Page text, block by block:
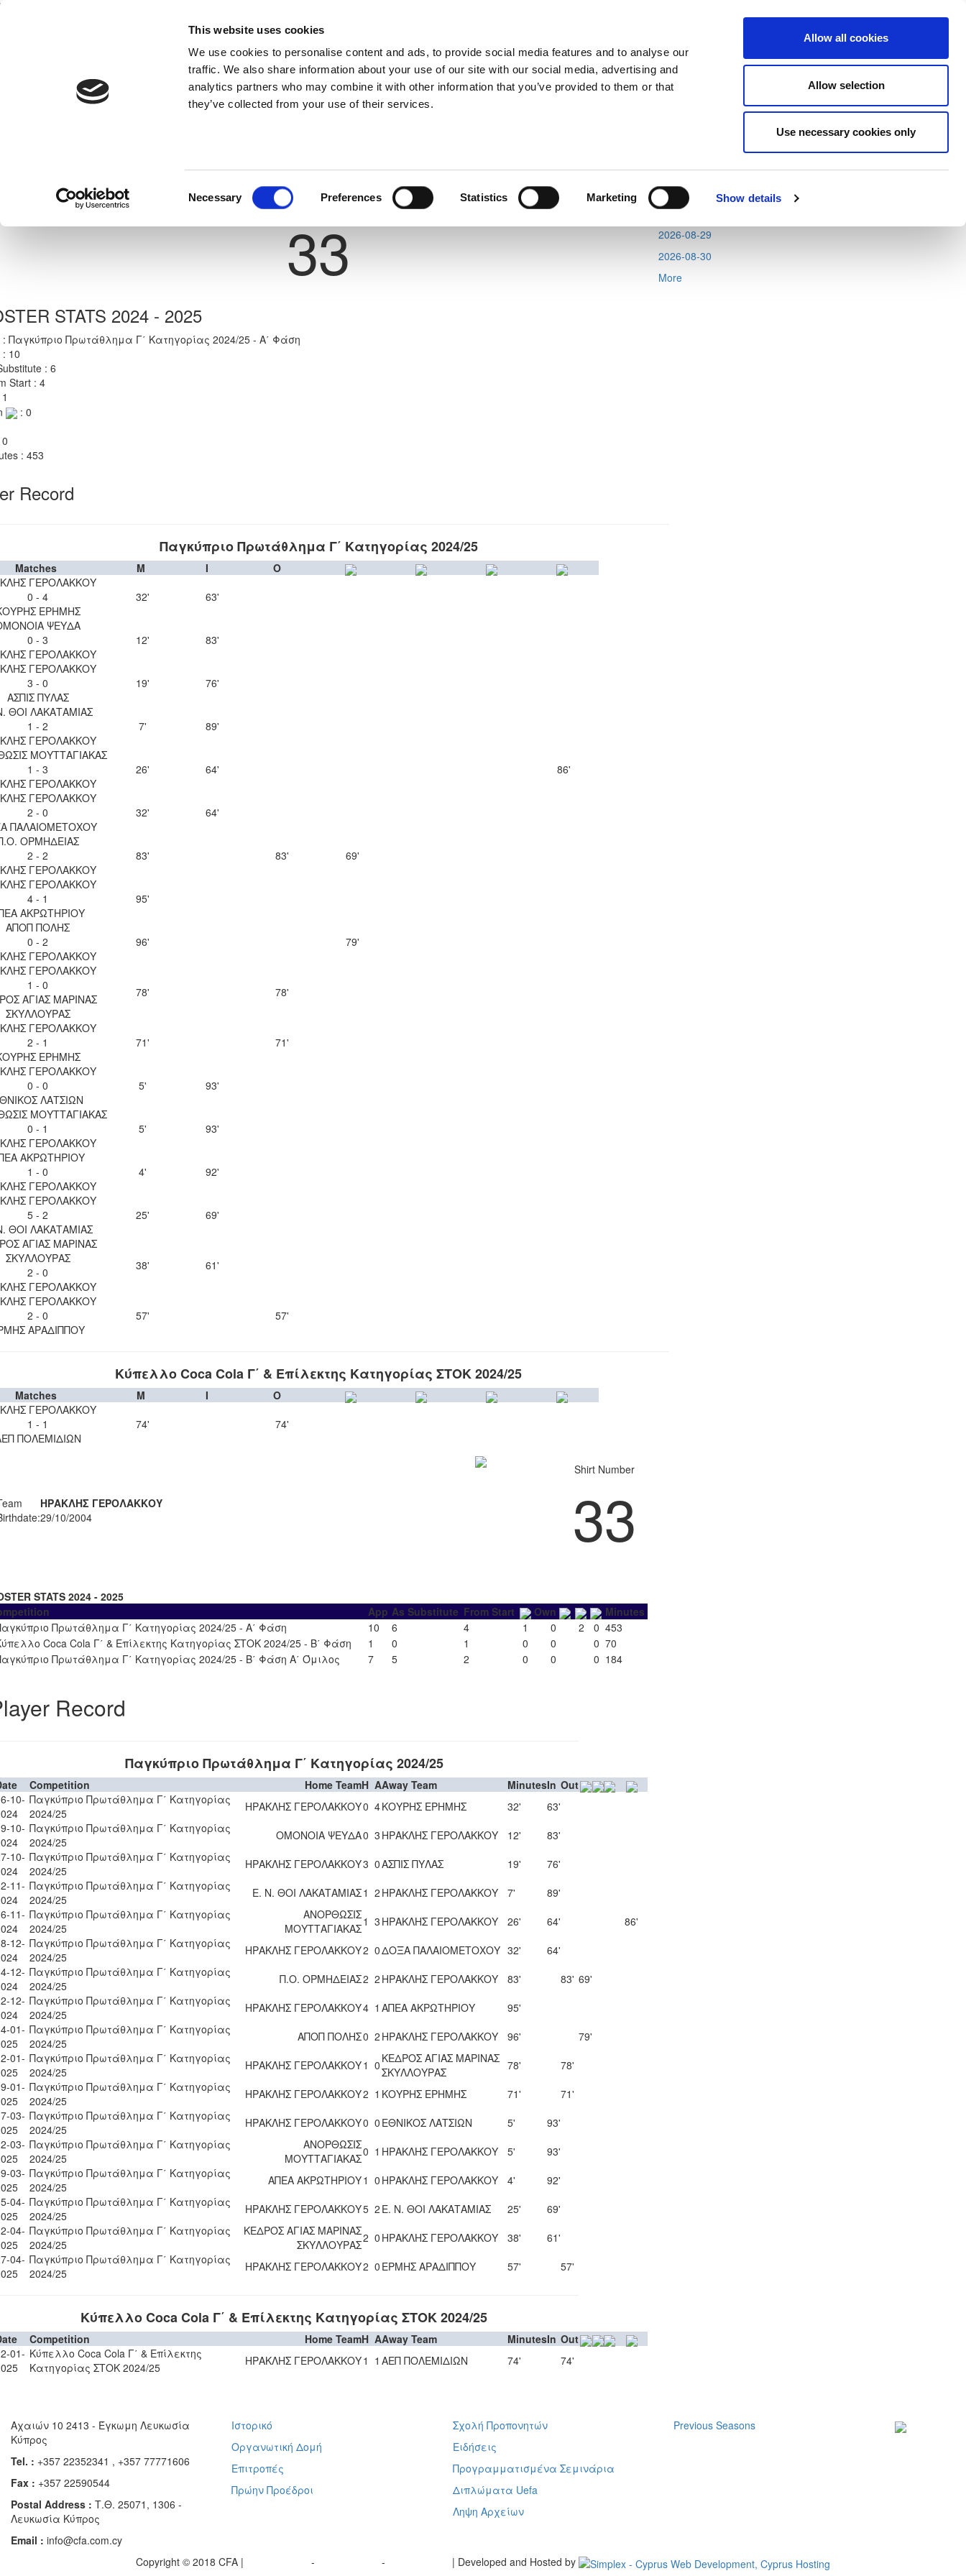
This website uses cookies
We use cookies to personalise content and ads, to provide social media features and to analyse our
traffic. We also share information about your use of our site with our social media, advertising and
analytics partners who may combine it with other information that you’ve provided to them or that
they’ve collected from your use of their services.
Necessary Preferences Statistics Marketing Show details
Allow all cookies
Allow selection
Use necessary cookies only
Competitions
Next
Shirt Number
33
STATS 2024 - 2025
: Παγκύπριο Πρωτάθλημα Γ΄ Κατηγορίας 2024/25 - Α΄ Φάση
: 10
: 6
Start : 4
: 0
: 453
Record
Παγκύπριο Πρωτάθλημα Γ΄ Κατηγορίας 2024/25
Matches M I
O
ΓΕΡΟΛΑΚΚΟΥ
0 - 4
ΕΡΗΜΗΣ
32'
63'
ΨΕΥΔΑ
0 - 3
ΓΕΡΟΛΑΚΚΟΥ
12'
83'
ΓΕΡΟΛΑΚΚΟΥ
3 - 0
ΑΣΠΙΣ ΠΥΛΑΣ
19'
76'
ΘΟΙ ΛΑΚΑΤΑΜΙΑΣ
1 - 2
ΓΕΡΟΛΑΚΚΟΥ
7'
89'
ΜΟΥΤΤΑΓΙΑΚΑΣ
1 - 3
ΓΕΡΟΛΑΚΚΟΥ
26' 64'
86'
ΓΕΡΟΛΑΚΚΟΥ
2 - 0
ΠΑΛΑΙΟΜΕΤΟΧΟΥ
32'
64'
ΟΡΜΗΔΕΙΑΣ
2 - 2
ΓΕΡΟΛΑΚΚΟΥ
83' 83'
69'
ΓΕΡΟΛΑΚΚΟΥ
4 - 1
ΑΚΡΩΤΗΡΙΟΥ
95'
ΑΠΟΠ ΠΟΛΗΣ
0 - 2
ΓΕΡΟΛΑΚΚΟΥ
96'
79'
ΓΕΡΟΛΑΚΚΟΥ
1 - 0
ΑΓΙΑΣ ΜΑΡΙΝΑΣ
ΣΚΥΛΛΟΥΡΑΣ
78' 78'
ΓΕΡΟΛΑΚΚΟΥ
2 - 1
ΕΡΗΜΗΣ
71'
71'
ΓΕΡΟΛΑΚΚΟΥ
0 - 0
ΛΑΤΣΙΩΝ
5'
93'
ΜΟΥΤΤΑΓΙΑΚΑΣ
0 - 1
ΓΕΡΟΛΑΚΚΟΥ
5'
93'
ΑΚΡΩΤΗΡΙΟΥ
1 - 0
ΓΕΡΟΛΑΚΚΟΥ
4'
92'
ΓΕΡΟΛΑΚΚΟΥ
5 - 2
ΘΟΙ ΛΑΚΑΤΑΜΙΑΣ
25'
69'
ΑΓΙΑΣ ΜΑΡΙΝΑΣ
ΣΚΥΛΛΟΥΡΑΣ
2 - 0
ΓΕΡΟΛΑΚΚΟΥ
38' 61'
ΓΕΡΟΛΑΚΚΟΥ
2 - 0
ΑΡΑΔΙΠΠΟΥ
57' 57'
Κύπελλο Coca Cola Γ΄ & Επίλεκτης Κατηγορίας ΣΤΟΚ 2024/25
Matches M I
O
ΓΕΡΟΛΑΚΚΟΥ
1 - 1
ΠΟΛΕΜΙΔΙΩΝ
74' 74'
ΗΡΑΚΛΗΣ ΓΕΡΟΛΑΚΚΟΥ
29/10/2004
Shirt Number
33
STATS 2024 - 2025
App As Substitute From Start Own
Minutes
Πρωτάθλημα Γ΄ Κατηγορίας 2024/25 - Α΄ Φάση
10 6 4 1 0 2 0 453
Coca Cola Γ΄ & Επίλεκτης Κατηγορίας ΣΤΟΚ 2024/25 - Β΄ Φάση
1 0 1 0 0 0 70
Πρωτάθλημα Γ΄ Κατηγορίας 2024/25 - Β΄ Φάση Α΄ Όμιλος
7 5 2 0 0 0 184
Record
Παγκύπριο Πρωτάθλημα Γ΄ Κατηγορίας 2024/25
Competition Home TeamH AAway Team MinutesIn Out
10- Παγκύπριο Πρωτάθλημα Γ΄ Κατηγορίας
2024/25
ΗΡΑΚΛΗΣ ΓΕΡΟΛΑΚΚΟΥ0 4ΚΟΥΡΗΣ ΕΡΗΜΗΣ 32'
63'
10- Παγκύπριο Πρωτάθλημα Γ΄ Κατηγορίας
2024/25
ΟΜΟΝΟΙΑ ΨΕΥΔΑ0 3 ΗΡΑΚΛΗΣ ΓΕΡΟΛΑΚΚΟΥ 12'
83'
10- Παγκύπριο Πρωτάθλημα Γ΄ Κατηγορίας
2024/25
ΗΡΑΚΛΗΣ ΓΕΡΟΛΑΚΚΟΥ3 0ΑΣΠΙΣ ΠΥΛΑΣ 19'
76'
11- Παγκύπριο Πρωτάθλημα Γ΄ Κατηγορίας
2024/25
Ε. Ν. ΘΟΙ ΛΑΚΑΤΑΜΙΑΣ1 2 ΗΡΑΚΛΗΣ ΓΕΡΟΛΑΚΚΟΥ 7'
89'
11- Παγκύπριο Πρωτάθλημα Γ΄ Κατηγορίας
2024/25
ΑΝΟΡΘΩΣΙΣ
ΜΟΥΤΤΑΓΙΑΚΑΣ1 3 ΗΡΑΚΛΗΣ ΓΕΡΟΛΑΚΚΟΥ 26' 64'
86'
12- Παγκύπριο Πρωτάθλημα Γ΄ Κατηγορίας
2024/25
ΗΡΑΚΛΗΣ ΓΕΡΟΛΑΚΚΟΥ2 0ΔΟΞΑ ΠΑΛΑΙΟΜΕΤΟΧΟΥ 32'
64'
12- Παγκύπριο Πρωτάθλημα Γ΄ Κατηγορίας
2024/25
Π.Ο. ΟΡΜΗΔΕΙΑΣ2 2 ΗΡΑΚΛΗΣ ΓΕΡΟΛΑΚΚΟΥ 83' 83' 69'
12- Παγκύπριο Πρωτάθλημα Γ΄ Κατηγορίας
2024/25
ΗΡΑΚΛΗΣ ΓΕΡΟΛΑΚΚΟΥ4 1 ΑΠΕΑ ΑΚΡΩΤΗΡΙΟΥ
95'
01- Παγκύπριο Πρωτάθλημα Γ΄ Κατηγορίας
2024/25
ΑΠΟΠ ΠΟΛΗΣ0 2 ΗΡΑΚΛΗΣ ΓΕΡΟΛΑΚΚΟΥ 96'
79'
01- Παγκύπριο Πρωτάθλημα Γ΄ Κατηγορίας
2024/25
ΗΡΑΚΛΗΣ ΓΕΡΟΛΑΚΚΟΥ1 0 ΚΕΔΡΟΣ ΑΓΙΑΣ ΜΑΡΙΝΑΣ
ΣΚΥΛΛΟΥΡΑΣ
78'
78'
01- Παγκύπριο Πρωτάθλημα Γ΄ Κατηγορίας
2024/25
ΗΡΑΚΛΗΣ ΓΕΡΟΛΑΚΚΟΥ2 1 ΚΟΥΡΗΣ ΕΡΗΜΗΣ 71'
71'
03- Παγκύπριο Πρωτάθλημα Γ΄ Κατηγορίας
2024/25
ΗΡΑΚΛΗΣ ΓΕΡΟΛΑΚΚΟΥ0 0 ΕΘΝΙΚΟΣ ΛΑΤΣΙΩΝ 5'
93'
03- Παγκύπριο Πρωτάθλημα Γ΄ Κατηγορίας
2024/25
ΑΝΟΡΘΩΣΙΣ
ΜΟΥΤΤΑΓΙΑΚΑΣ0 1 ΗΡΑΚΛΗΣ ΓΕΡΟΛΑΚΚΟΥ 5'
93'
03- Παγκύπριο Πρωτάθλημα Γ΄ Κατηγορίας
2024/25
ΑΠΕΑ ΑΚΡΩΤΗΡΙΟΥ1 0 ΗΡΑΚΛΗΣ ΓΕΡΟΛΑΚΚΟΥ 4'
92'
04- Παγκύπριο Πρωτάθλημα Γ΄ Κατηγορίας
2024/25
ΗΡΑΚΛΗΣ ΓΕΡΟΛΑΚΚΟΥ5 2 Ε. Ν. ΘΟΙ ΛΑΚΑΤΑΜΙΑΣ 25'
69'
04- Παγκύπριο Πρωτάθλημα Γ΄ Κατηγορίας
2024/25
ΚΕΔΡΟΣ ΑΓΙΑΣ ΜΑΡΙΝΑΣ
ΣΚΥΛΛΟΥΡΑΣ2 0 ΗΡΑΚΛΗΣ ΓΕΡΟΛΑΚΚΟΥ 38'
61'
04- Παγκύπριο Πρωτάθλημα Γ΄ Κατηγορίας
2024/25
ΗΡΑΚΛΗΣ ΓΕΡΟΛΑΚΚΟΥ2 0 ΕΡΜΗΣ ΑΡΑΔΙΠΠΟΥ 57' 57'
Κύπελλο Coca Cola Γ΄ & Επίλεκτης Κατηγορίας ΣΤΟΚ 2024/25
Competition Home TeamH AAway Team MinutesIn Out
01- Κύπελλο Coca Cola Γ΄ & Επίλεκτης
Κατηγορίας ΣΤΟΚ 2024/25
ΗΡΑΚΛΗΣ ΓΕΡΟΛΑΚΚΟΥ1 1 ΑΕΠ ΠΟΛΕΜΙΔΙΩΝ 74' 74'
Tweets by CyprusFA
2026-08-11
2026-08-12
2026-08-13
2026-08-29
2026-08-30
More
Αχαιών 10 2413 - Έγκωμη Λευκωσία
Κύπρος
Tel. : +357 22352341 , +357 77771606
Fax : +357 22590544
Postal Address : Τ.Θ. 25071, 1306 -
Λευκωσία Κύπρος
Email : info@cfa.com.cy
Ιστορικό
Οργανωτική Δομή
Επιτροπές
Πρώην Προέδροι
Σχολή Προπονητών
Ειδήσεις
Προγραμματισμένα Σεμινάρια
Διπλώματα Uefa
Ληψη Αρχείων
Previous Seasons
Copyright © 2018 CFA | - -
| Developed and Hosted by